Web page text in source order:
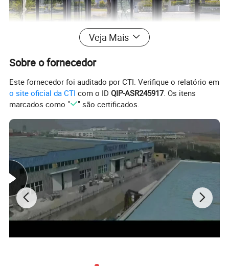
Veja Mais
Sobre o fornecedor
Este fornecedor foi auditado por CTI. Verifique o relatório em
o site oficial da CTI com o IDQIP-ASR245917. Os itens
marcados como "
" são certificados.